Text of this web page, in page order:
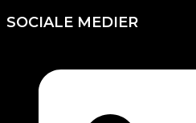
SOCIALE MEDIER